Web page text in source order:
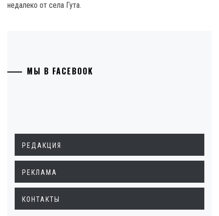
недалеко от села Гута.
МЫ В FACEBOOK
РЕДАКЦИЯ
РЕКЛАМА
КОНТАКТЫ